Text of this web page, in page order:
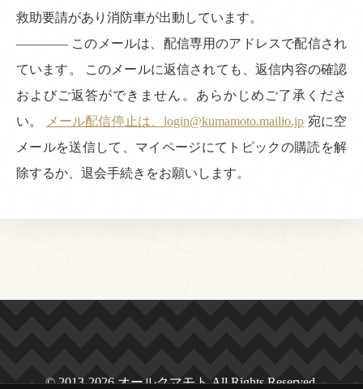
救助要請があり消防車が出動しています。
———— このメールは、配信専用のアドレスで配信され
ています。 このメールに返信されても、返信内容の確認
およびご返答ができません。あらかじめご了承くださ
い。
メール配信停止は、login@kumamoto.mailio.jp 宛に空
メールを送信して、マイページにてトピックの購読を解
除するか、退会手続きをお願いします。
© 2013-2026 オールクマモト All Rights Reserved.